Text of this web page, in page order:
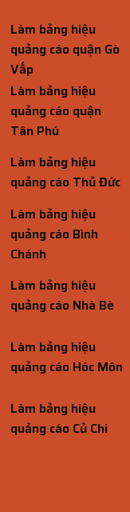
Làm bảng hiệu
quảng cáo quận Gò
Vấp
Làm bảng hiệu
quảng cáo quận
Tân Phú
Làm bảng hiệu
quảng cáo Thủ Đức
Làm bảng hiệu
quảng cáo Bình
Chánh
Làm bảng hiệu
quảng cáo Nhà Bè
Làm bảng hiệu
quảng cáo Hóc Môn
Làm bảng hiệu
quảng cáo Củ Chi